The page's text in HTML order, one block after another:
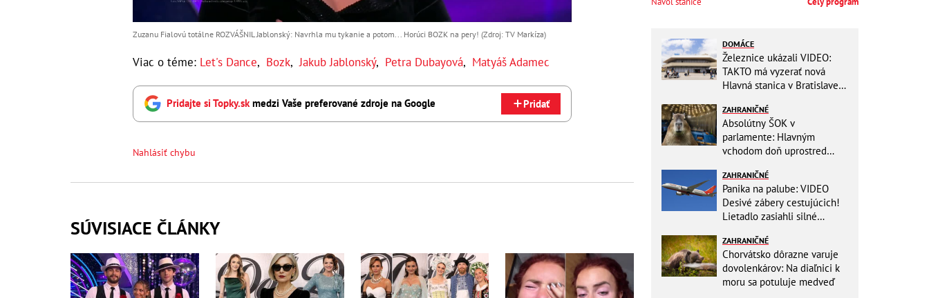
Zuzanu Fialovú totálne ROZVÁŠNIL Jablonský: Navrhla mu tykanie a potom... Horúci BOZK na pery! (Zdroj: TV Markíza)
Viac o téme: Let's Dance, Bozk,Jakub Jablonský, Petra Dubayová, Matyáš Adamec
Pridajte si Topky.skmedzi Vaše preferované zdroje na Google Pridať
Nahlásiť chybu
SÚVISIACE ČLÁNKY
DOMÁCE
Železnice ukázali VIDEO:
TAKTO má vyzerať nová
Hlavná stanica v Bratislave!
toalety
ZAHRANIČNÉ
Absolútny ŠOK v
parlamente: Hlavným
vchodom doň uprostred
KAPYBARY, kde sa tam
nabrali?
ZAHRANIČNÉ
Panika na palube: VIDEO
Desivé zábery cestujúcich!
Lietadlo zasiahli silné
ZAHRANIČNÉ
Chorvátsko dôrazne varuje
dovolenkárov: Na diaľnici k
moru sa potuluje medveď